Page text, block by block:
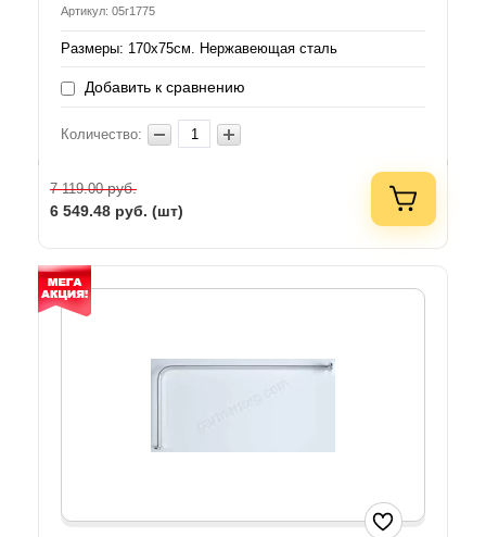
Артикул: 05г1775
Размеры: 170х75см. Нержавеющая сталь
Добавить к сравнению
Количество:
7 119.00руб.
6 549.48 руб. (шт)